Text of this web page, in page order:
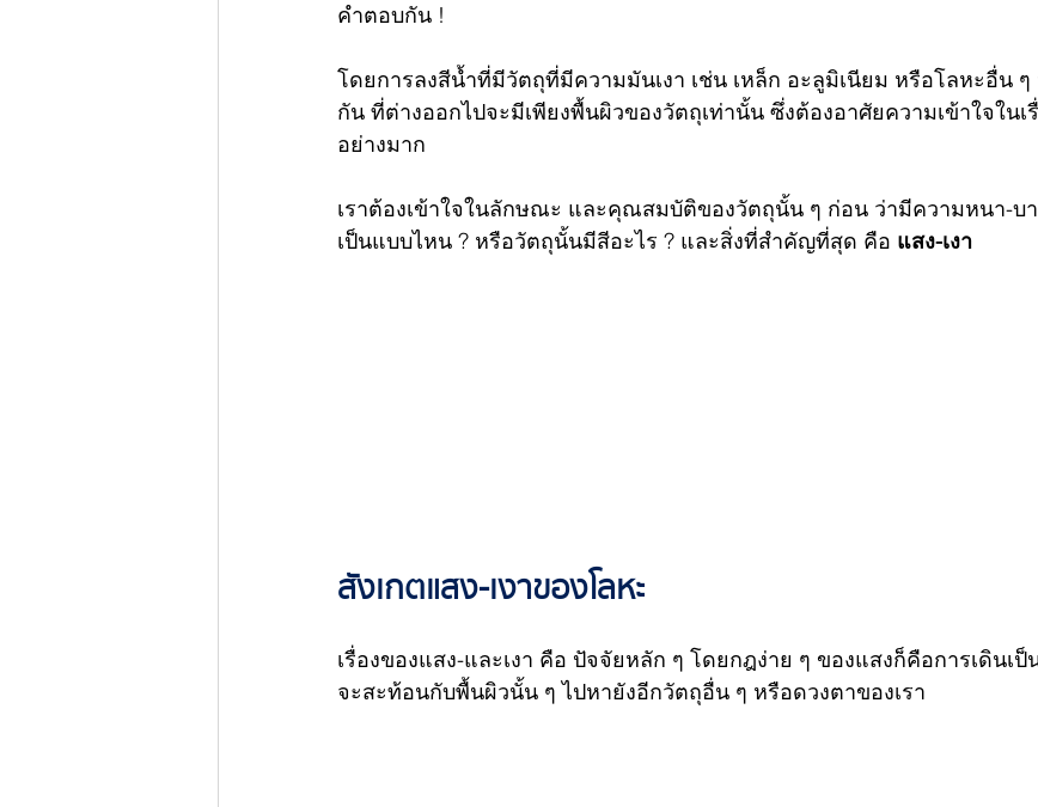
คำตอบกัน !
โดยการลงสีน้ำที่มีวัตถุที่มีความมันเงา เช่น เหล็ก อะลูมิเนียม หรือโลหะอื่น
กัน ที่ต่างออกไปจะมีเพียงพื้นผิวของวัตถุเท่านั้น ซึ่งต้องอาศัยความเข้าใจในเ
อย่างมาก
เราต้องเข้าใจในลักษณะ และคุณสมบัติของวัตถุนั้น ๆ ก่อน ว่ามีความหนา-บ
เป็นแบบไหน ? หรือวัตถุนั้นมีสีอะไร ? และสิ่งที่สำคัญที่สุด คือ แสง-เงา
สังเกตแสง-เงาของโลหะ
เรื่องของแสง-และเงา คือ ปัจจัยหลัก ๆ โดยกฎง่าย ๆ ของแสงก็คือการเดินเป็
จะสะท้อนกับพื้นผิวนั้น ๆ ไปหายังอีกวัตถุอื่น ๆ หรือดวงตาของเรา